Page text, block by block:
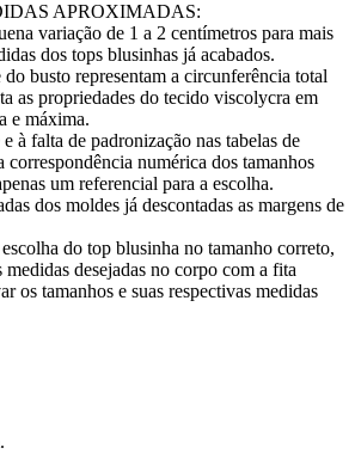
APROXIMADAS:
variação de 1 a 2 centímetros para mais
dos tops blusinhas já acabados.
do busto representam a circunferência total
as propriedades do tecido viscolycra em
e máxima.
à falta de padronização nas tabelas de
correspondência numérica dos tamanhos
um referencial para a escolha.
dos moldes já descontadas as margens de
do top blusinha no tamanho correto,
desejadas no corpo com a fita
os tamanhos e suas respectivas medidas